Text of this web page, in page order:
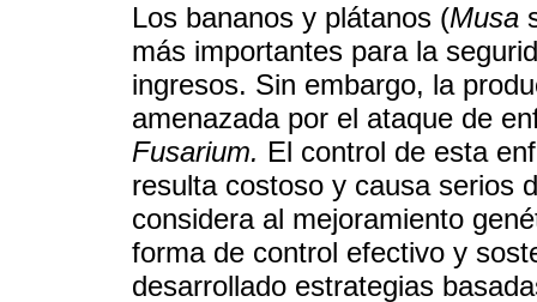
Los bananos y plátanos (Musa
más importantes para la
ingresos. Sin embargo, la
amenazada por el ataque de
Fusarium. El control de esta
resulta costoso y causa serios
considera al mejoramiento
forma de control efectivo y
desarrollado estrategias